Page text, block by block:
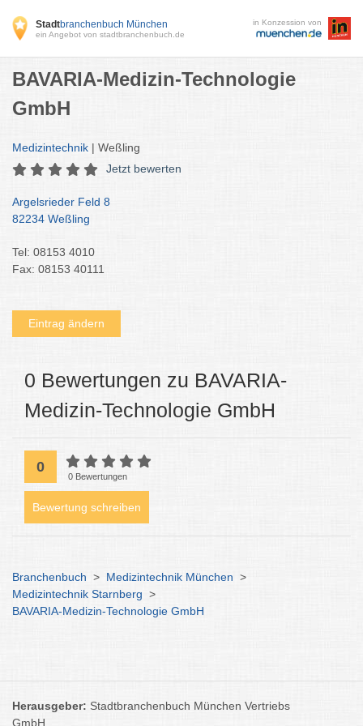
Stadtbranchenbuch München
ein Angebot von stadtbranchenbuch.de
in Konzession von
BAVARIA-Medizin-Technologie
GmbH
Medizintechnik | Weßling
Jetzt bewerten
Argelsrieder Feld 8
82234 Weßling
Tel: 08153 4010
Fax: 08153 40111
Eintrag ändern
0 Bewertungen zu BAVARIA-
Medizin-Technologie GmbH
0
0 Bewertungen
Bewertung schreiben
Branchenbuch > Medizintechnik München >
Medizintechnik Starnberg >
BAVARIA-Medizin-Technologie GmbH
Herausgeber: Stadtbranchenbuch München Vertriebs
GmbH